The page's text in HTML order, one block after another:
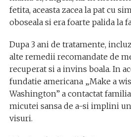
fetita, aceasta zacea la pat cu
oboseala si era foarte palida la
Dupa 3 ani de tratamente,
alte remedii recomandate de
recuperat si a invins boala. In
fundatie americana „Make a
Washington” a contactat
micutei sansa de a-si implini
visuri.